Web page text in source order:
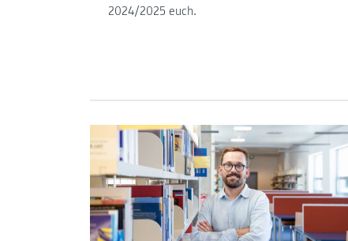
2024/2025 euch.